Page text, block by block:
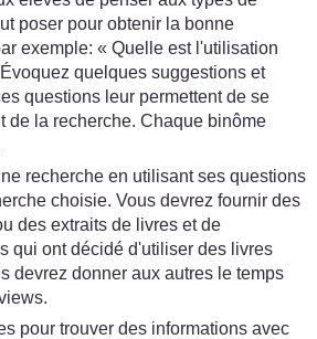
poser pour obtenir la bonne
exemple: « Quelle est l'utilisation
quelques suggestions et
questions leur permettent de se
de la recherche. Chaque binôme
recherche en utilisant ses questions
choisie. Vous devrez fournir des
des extraits de livres et de
qui ont décidé d'utiliser des livres
devrez donner aux autres le temps
pour trouver des informations avec